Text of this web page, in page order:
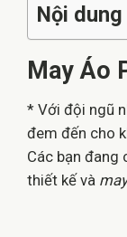
Nội dung
May Áo
* Với đội ngũ
đem đến cho
Các bạn đang
thiết kế và